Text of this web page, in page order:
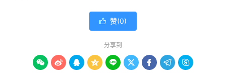
 赞(0)
分享到
        